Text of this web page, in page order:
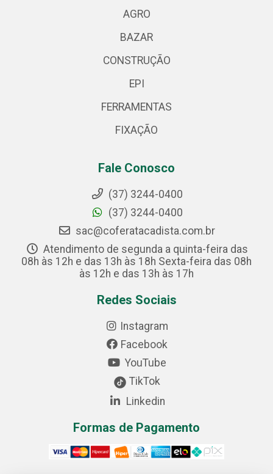
AGRO
BAZAR
CONSTRUÇÃO
EPI
FERRAMENTAS
FIXAÇÃO
Fale Conosco
(37) 3244-0400
(37) 3244-0400
sac@coferatacadista.com.br
Atendimento de segunda a quinta-feira das
08h às 12h e das 13h às 18h Sexta-feira das 08h
às 12h e das 13h às 17h
Redes Sociais
Instagram
Facebook
YouTube
TikTok
Linkedin
Formas de Pagamento